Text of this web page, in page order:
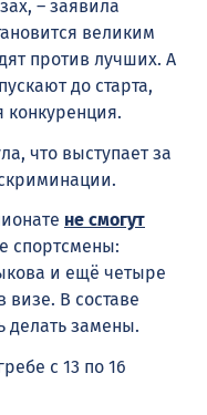
– заявила
великим
против лучших. А
до старта,
конкуренция.
что выступает за
не смогут
спортсмены:
и ещё четыре
визе. В составе
делать замены.
с 13 по 16